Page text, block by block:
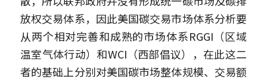
放权交易体系，因此美国碳交易市场体系分析要
从两个相对完善和成熟的市场体系RGGI（区域
温室气体行动）和WCI（西部倡议），在此这二
者的基础上分别对美国碳市场整体规模、交易额